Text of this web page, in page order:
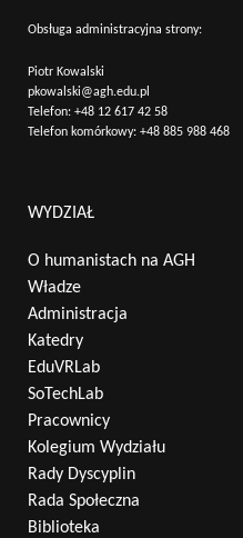
Obsługa administracyjna strony:
Piotr Kowalski
pkowalski@agh.edu.pl
Telefon: +48 12 617 42 58
Telefon komórkowy: +48 885 988 468
WYDZIAŁ
O humanistach na AGH
Władze
Administracja
Katedry
EduVRLab
SoTechLab
Pracownicy
Kolegium Wydziału
Rady Dyscyplin
Rada Społeczna
Biblioteka